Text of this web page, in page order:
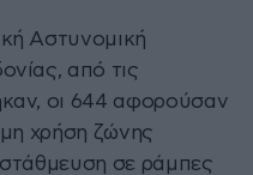
Αστυνομική
από τις
οι 644 αφορούσαν
χρήση ζώνης
σε ράμπες